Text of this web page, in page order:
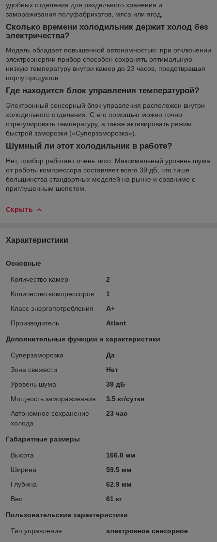
удобных отделения для раздельного хранения и
замораживания полуфабрикатов, мяса или ягод.
Сколько времени холодильник держит холод без
электричества?
Модель обладает повышенной автономностью: при отключении
электроэнергии прибор способен сохранять оптимальную
низкую температуру внутри камер до 23 часов, предотвращая
порчу продуктов.
Где находится блок управления температурой?
Электронный сенсорный блок управления расположен внутри
холодильного отделения. С его помощью можно точно
отрегулировать температуру, а также активировать режим
быстрой заморозки («Суперзаморозка»).
Шумный ли этот холодильник в работе?
Нет, прибор работает очень тихо. Максимальный уровень шума
от работы компрессора составляет всего 39 дБ, что тише
большинства стандартных моделей на рынке и сравнимо с
приглушенным шепотом.
Скрыть
Характеристики
Основные
Количество камер
2
Количество компрессоров
1
Класс энергопотребления
A+
Производитель
Atlant
Дополнительные функции и характеристики
Суперзаморозка
Да
Зона свежести
Нет
Уровень шума
39 дБ
Мощность замораживания
3.5 кг/сутки
Автономное сохранение
холода
23 час
Габаритные размеры
Высота
166.8 мм
Ширина
59.5 мм
Глубина
62.9 мм
Вес
61 кг
Пользовательские характеристики
Тип управления
электронное сенсорное